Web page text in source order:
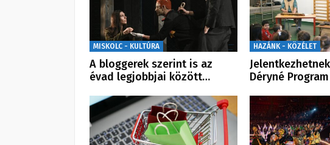
MISKOLC - KULTÚRA
A bloggerek szerint is az
évad legjobbjai között…
HAZÁNK - KÖZÉLET
Déryné